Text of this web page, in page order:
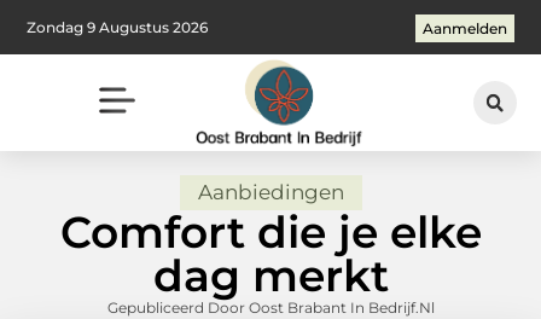
Zondag 9 Augustus 2026 Aanmelden
Aanbiedingen
Comfort die je elke
dag merkt
Gepubliceerd Door Oost Brabant In Bedrijf.nl